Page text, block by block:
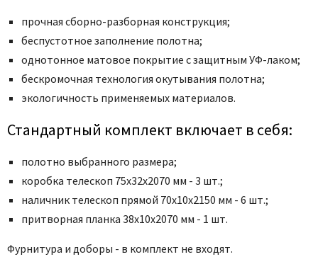
прочная сборно-разборная конструкция;
беспустотное заполнение полотна;
однотонное матовое покрытие с защитным УФ-лаком;
бескромочная технология окутывания полотна;
экологичность применяемых материалов.
Стандартный комплект включает в себя:
полотно выбранного размера;
коробка телескоп 75x32x2070 мм - 3 шт.;
наличник телескоп прямой 70x10x2150 мм - 6 шт.;
притворная планка 38х10х2070 мм - 1 шт.
Фурнитура и доборы - в комплект не входят.